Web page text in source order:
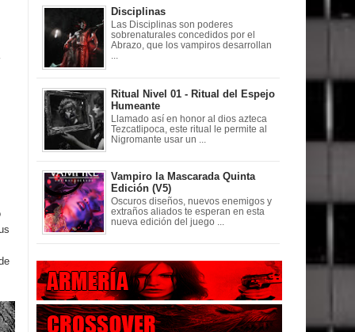
Disciplinas
Las Disciplinas son poderes
sobrenaturales concedidos por el
Abrazo, que los vampiros desarrollan
Ritual Nivel 01 - Ritual del Espejo
Humeante
Llamado así en honor al dios azteca
Tezcatlipoca, este ritual le permite al
Nigromante usar un ...
Vampiro la Mascarada Quinta
Edición (V5)
Oscuros diseños, nuevos enemigos y
extraños aliados te esperan en esta
nueva edición del juego ...